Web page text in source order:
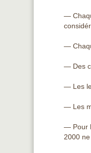
—
—
— Des
— Les
— Les
— Pour
2000